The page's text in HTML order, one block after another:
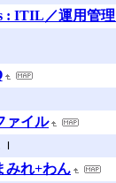
: ITIL／運用管
ァイル
みれ+わん